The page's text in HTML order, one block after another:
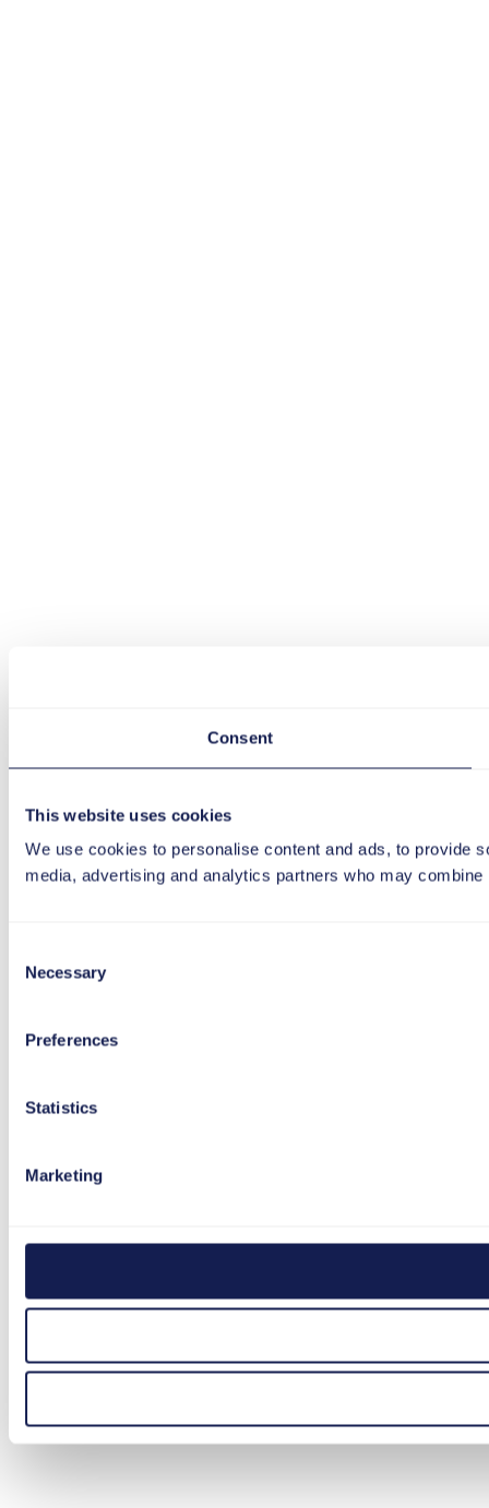
Consent
This website uses cookies
We use cookies to personalise content and ads, to provide
media, advertising and analytics partners who may
Selection
Necessary
Preferences
Statistics
Marketing